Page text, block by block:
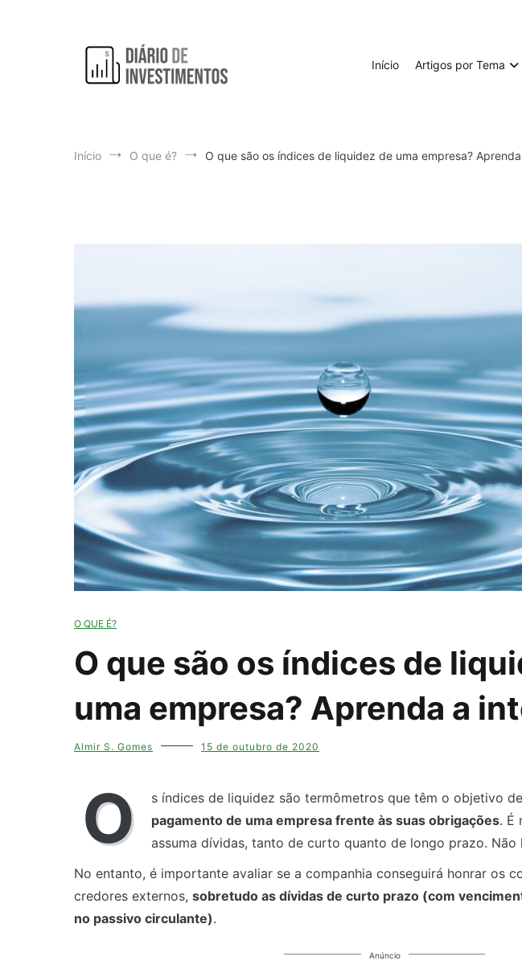
Início Artigos por Tema
Início O que é? O que são os índices de liquidez de uma empresa?
O QUE É?
O que são os índices de
uma empresa? Aprenda a
Almir S. Gomes 15 de outubro de 2020
O s índices de liquidez são termômetros que têm o objetivo de
pagamento de uma empresa frente às suas obrigações. É
assuma dívidas, tanto de curto quanto de longo prazo. Não
No entanto, é importante avaliar se a companhia conseguirá honrar os
credores externos, sobretudo as dívidas de curto prazo (com
no passivo circulante).
Anúncio